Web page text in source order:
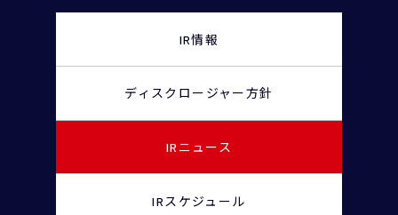
IR情報
ディスクロージャー方針
IRニュース
IRスケジュール